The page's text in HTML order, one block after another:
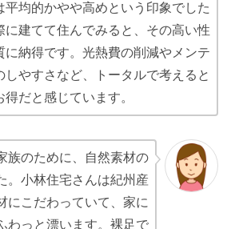
平均的かやや高めという印象でした
に建てて住んでみると、その高い性
に納得です。光熱費の削減やメンテ
しやすさなど、トータルで考えると
得だと感じています。
族のために、自然素材の
。小林住宅さんは紀州産
にこだわっていて、家に
わっと漂います。裸足で